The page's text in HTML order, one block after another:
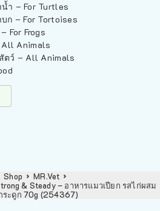
น้ำ – For Turtles
ก – For Tortoises
For Frogs
Animals
ตว์ – All Animals
Shop
MR.Vet
& Steady – อาหารแมวเปียก รสไก่ผสม
ระดูก 70g (254367)